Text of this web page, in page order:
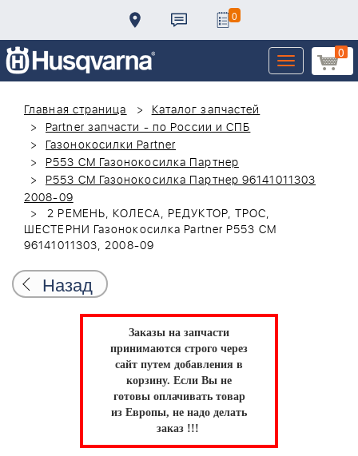
0
0
Toggle
navigation
Главная страница
Каталог запчастей
Partner запчасти - по России и СПБ
Газонокосилки Partner
P553 CM Газонокосилка Партнер
P553 CM Газонокосилка Партнер 96141011303
2008-09
2 РЕМЕНЬ, КОЛЕСА, РЕДУКТОР, ТРОС,
ШЕСТЕРНИ Газонокосилка Partner P553 CM
96141011303, 2008-09
Назад
Заказы на запчасти
принимаются строго через
сайт путем добавления в
корзину. Если Вы не
готовы оплачивать товар
из Европы, не надо делать
заказ !!!